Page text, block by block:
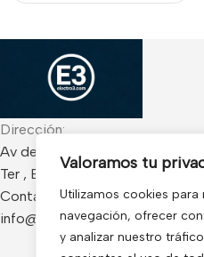
Valoramos tu
Utilizamos cookies
navegación, ofrecer
y analizar nuestro
Dirección:
Av de Francia 234 Local - CP
Ter , España
Contacto:
info@electro3.com